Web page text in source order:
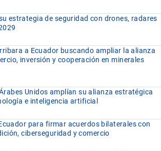
estrategia de seguridad con drones, radares
a Ecuador buscando ampliar la alianza
inversión y cooperación en minerales
Unidos amplían su alianza estratégica
e inteligencia artificial
para firmar acuerdos bilaterales con
ciberseguridad y comercio